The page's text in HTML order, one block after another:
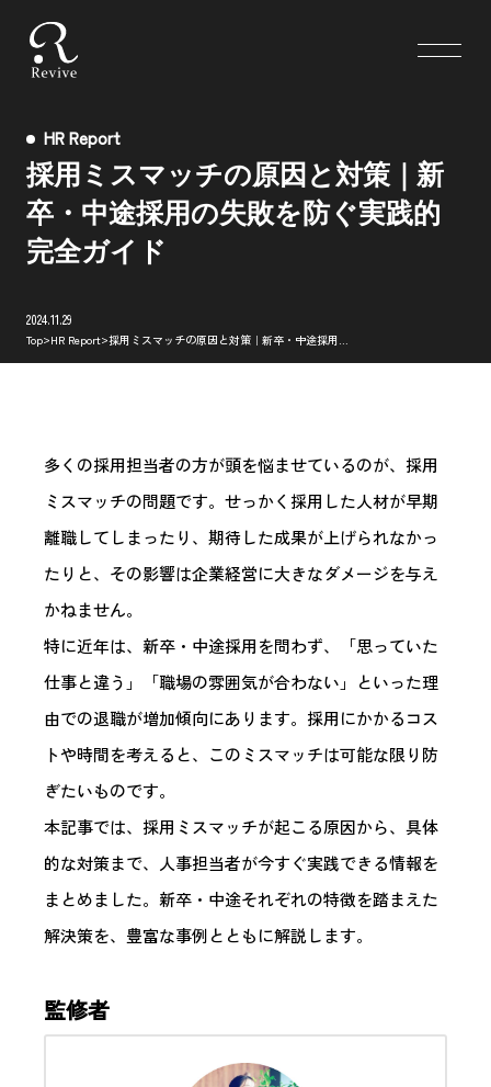
HR Report
採用ミスマッチの原因と対策｜新
卒・中途採用の失敗を防ぐ実践的
完全ガイド
2024.11.29
Top>HR Report>
多くの採用担当者の方が頭を悩ませているのが、採用
ミスマッチの問題です。せっかく採用した人材が早期
離職してしまったり、期待した成果が上げられなかっ
たりと、その影響は企業経営に大きなダメージを与え
かねません。
特に近年は、新卒・中途採用を問わず、「思っていた
仕事と違う」「職場の雰囲気が合わない」といった理
由での退職が増加傾向にあります。採用にかかるコス
トや時間を考えると、このミスマッチは可能な限り防
ぎたいものです。
本記事では、採用ミスマッチが起こる原因から、具体
的な対策まで、人事担当者が今すぐ実践できる情報を
まとめました。新卒・中途それぞれの特徴を踏まえた
解決策を、豊富な事例とともに解説します。
監修者